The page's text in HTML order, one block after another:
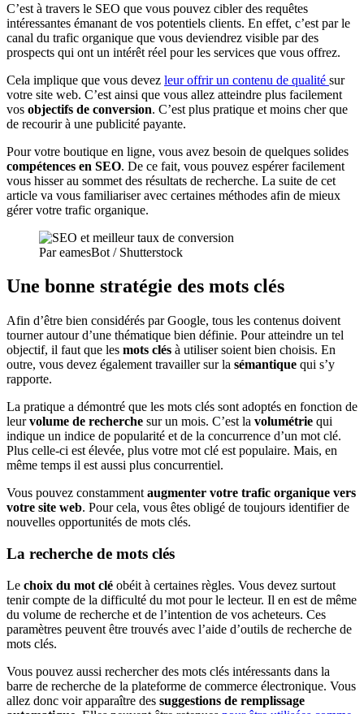
C’est à travers le SEO que vous pouvez cibler des requêtes
intéressantes émanant de vos potentiels clients. En effet, c’est par le
canal du trafic organique que vous deviendrez visible par des
prospects qui ont un intérêt réel pour les services que vous offrez.
Cela implique que vous devez leur offrir un contenu de qualité sur
votre site web. C’est ainsi que vous allez atteindre plus facilement
vos objectifs de conversion. C’est plus pratique et moins cher que
de recourir à une publicité payante.
Pour votre boutique en ligne, vous avez besoin de quelques solides
compétences en SEO. De ce fait, vous pouvez espérer facilement
vous hisser au sommet des résultats de recherche. La suite de cet
article va vous familiariser avec certaines méthodes afin de mieux
gérer votre trafic organique.
Par eamesBot / Shutterstock
Une bonne stratégie des mots clés
Afin d’être bien considérés par Google, tous les contenus doivent
tourner autour d’une thématique bien définie. Pour atteindre un tel
objectif, il faut que les mots clés à utiliser soient bien choisis. En
outre, vous devez également travailler sur la sémantique qui s’y
rapporte.
La pratique a démontré que les mots clés sont adoptés en fonction de
leurvolume de recherche sur un mois. C’est la volumétrie qui
indique un indice de popularité et de la concurrence d’un mot clé.
Plus celle-ci est élevée, plus votre mot clé est populaire. Mais, en
même temps il est aussi plus concurrentiel.
Vous pouvez constamment augmenter votre trafic organique vers
votre site web. Pour cela, vous êtes obligé de toujours identifier de
nouvelles opportunités de mots clés.
La recherche de mots clés
Le choix du mot clé obéit à certaines règles. Vous devez surtout
tenir compte de la difficulté du mot pour le lecteur. Il en est de même
du volume de recherche et de l’intention de vos acheteurs. Ces
paramètres peuvent être trouvés avec l’aide d’outils de recherche de
mots clés.
Vous pouvez aussi rechercher des mots clés intéressants dans la
barre de recherche de la plateforme de commerce électronique. Vous
allez donc voir apparaître des suggestions de remplissage